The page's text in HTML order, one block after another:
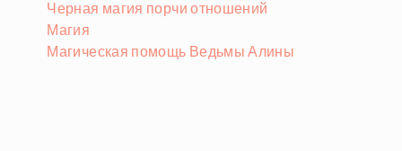
Черная магия порчи отношений
Магия
Магическая помощь Ведьмы Алины